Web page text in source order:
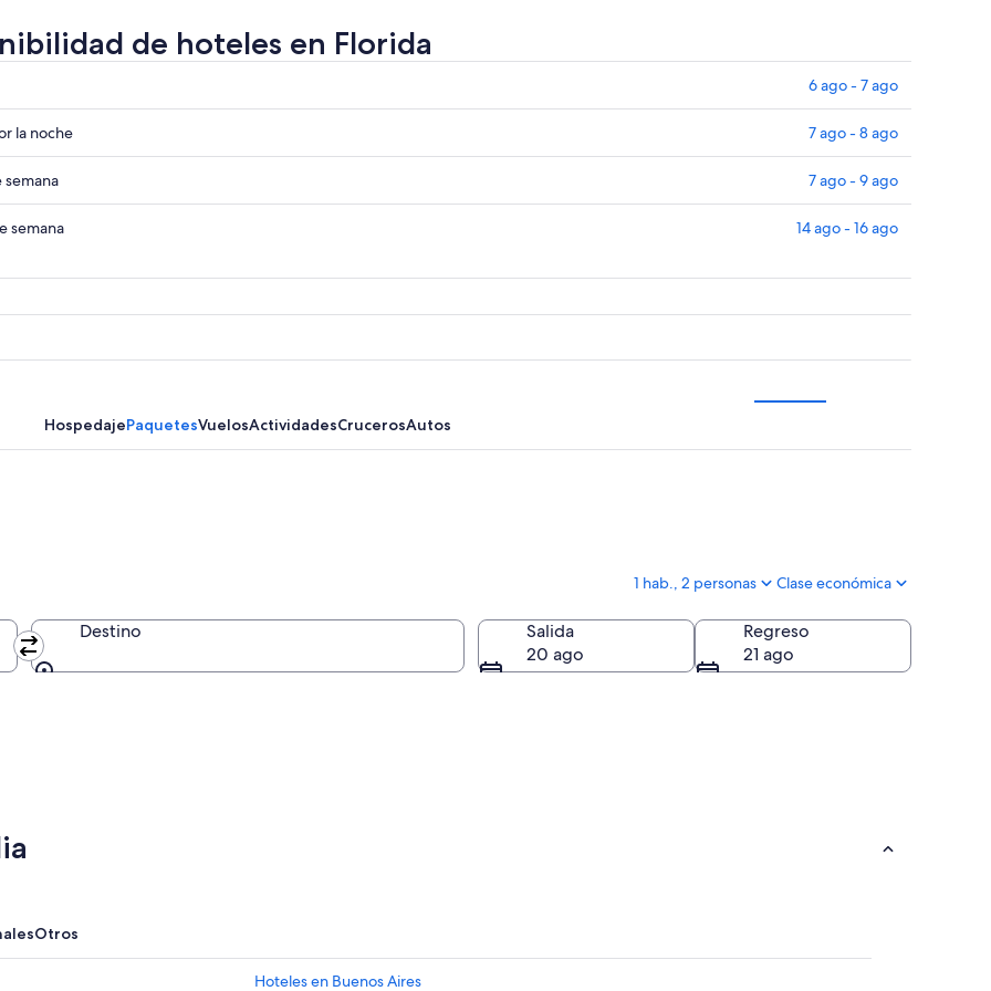
de hoteles en Florida
6 ago - 7 ago
la noche 7 ago - 8 ago
semana 7 ago - 9 ago
semana 14 ago - 16 ago
HospedajePaquetesVuelosActividadesCrucerosAutos
1 hab., 2 personas Clase económica
Destino
Salida
20 ago
Regreso
21 ago
Otros
Hoteles en Buenos Aires